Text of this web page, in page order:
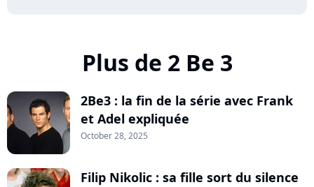
Plus de 2 Be 3
2Be3 : la fin de la série avec Frank
et Adel expliquée
October 28, 2025
Filip Nikolic : sa fille sort du silence